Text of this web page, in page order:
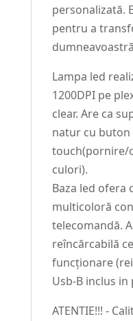
personalizată.
pentru a
Lampa led
1200DPI pe
clear. Are ca
natur cu buton
touch(pornire/
culori).
Baza led ofera
multicoloră
telecomandă.
reîncărcabilă
funcționare
Usb-B inclus in
ATENTIE!!! -